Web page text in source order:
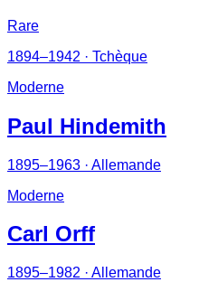
Rare
1894–1942 · Tchèque
Moderne
Paul Hindemith
1895–1963 · Allemande
Moderne
Carl Orff
1895–1982 · Allemande